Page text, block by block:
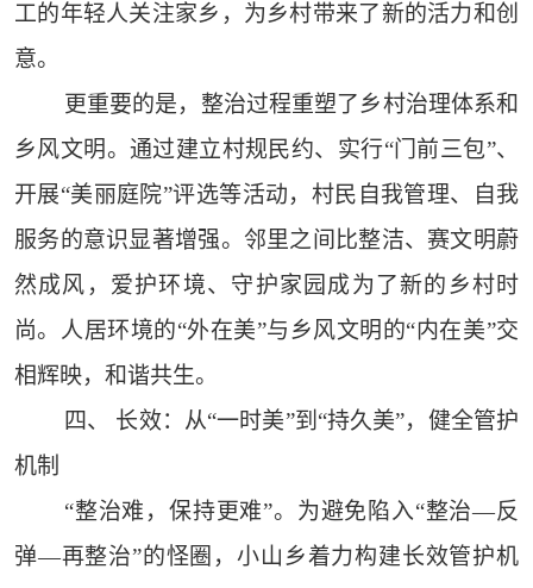
工的年轻人关注家乡，为乡村带来了新的活力和创
意。
更重要的是，整治过程重塑了乡村治理体系和
乡风文明。通过建立村规民约、实行“门前三包”、
开展“美丽庭院”评选等活动，村民自我管理、自我
服务的意识显著增强。邻里之间比整洁、赛文明蔚
然成风，爱护环境、守护家园成为了新的乡村时
尚。人居环境的“外在美”与乡风文明的“内在美”交
相辉映，和谐共生。
四、 长效：从“一时美”到“持久美”，健全管护
机制
“整治难，保持更难”。为避免陷入“整治—反
弹—再整治”的怪圈，小山乡着力构建长效管护机